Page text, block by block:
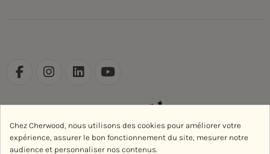
Chez Cherwood, nous utilisons des cookies pour améliorer votre
expérience, assurer le bon fonctionnement du site, mesurer notre
audience et personnaliser nos contenus.